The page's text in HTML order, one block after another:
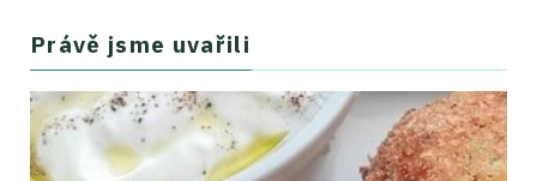
Právě jsme uvařili